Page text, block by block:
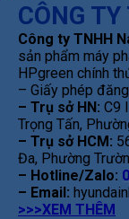
CÔNG
Công ty TNHH
sản phẩm máy
HPgreen chính
– Giấy phép
– Trụ sở HN: C9
Trọng Tấn,
– Trụ sở HCM:
Đa, Phường
– Hotline/Zalo:
– Email:
>>>XEM THÊM